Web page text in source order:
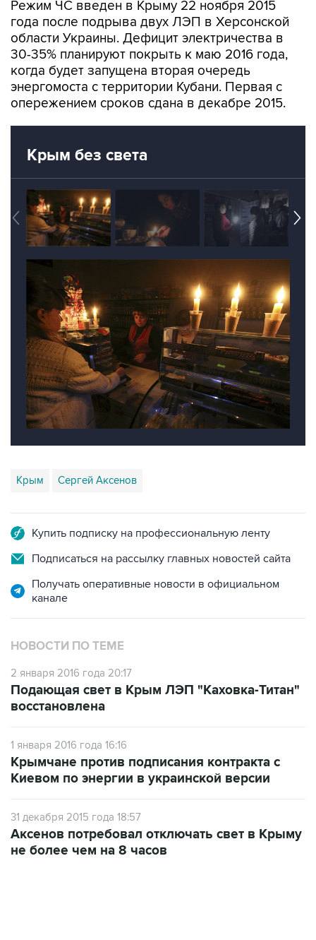
области Украины. Дефицит электричества в
30-35% планируют покрыть к маю 2016 года,
когда будет запущена вторая очередь
энергомоста с территории Кубани. Первая с
опережением сроков сдана в декабре 2015.
Крым без света
Подписаться на рассылку главных новостей сайта
Получать оперативные новости в официальном
НОВОСТИ ПО ТЕМЕ
2 января 2016 года 20:17
восстановлена
Киевом по энергии в украинской версии
31 декабря 2015 года 18:57
не более чем на 8 часов